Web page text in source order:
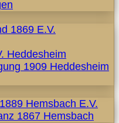
1869 E.V.
Heddesheim
1909 Heddesheim
Hemsbach E.V.
1867 Hemsbach